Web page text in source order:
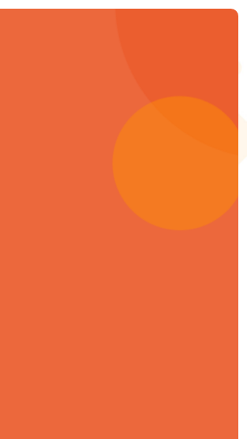
Aree di intervento
Contatti